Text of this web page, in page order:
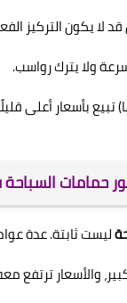
قد لا يكون التركيز
ولا يترك رواسب.
حمامات
ليست ثابتة. عدة
والأسعار ترتفع